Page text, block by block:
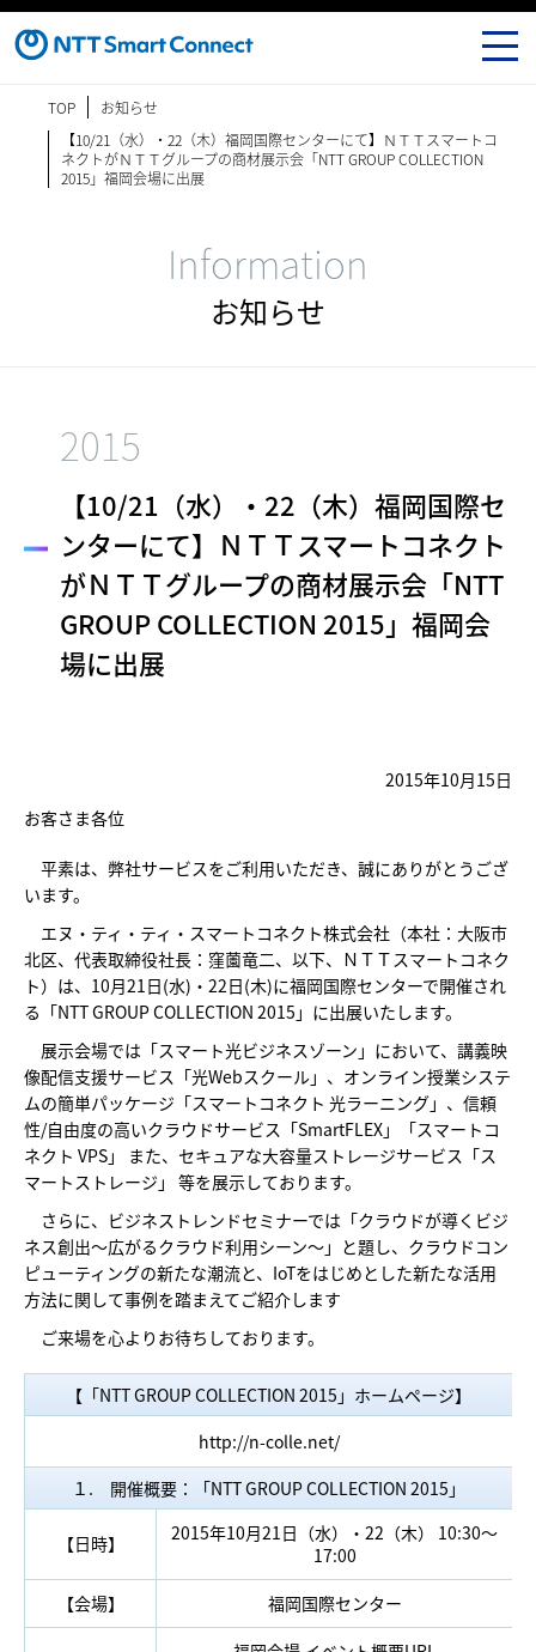
TOP
お知らせ
【10/21（水）・22（木）福岡国際センターにて】ＮＴＴスマートコ
ネクトがＮＴＴグループの商材展示会「NTT GROUP COLLECTION
2015」福岡会場に出展
Information
お知らせ
2015
【10/21（水）・22（木）福岡国際セ
ンターにて】ＮＴＴスマートコネクト
がＮＴＴグループの商材展示会「NTT
GROUP COLLECTION 2015」福岡会
場に出展
2015年10月15日
お客さま各位
平素は、弊社サービスをご利用いただき、誠にありがとうござ
います。
エヌ・ティ・ティ・スマートコネクト株式会社（本社：大阪市
北区、代表取締役社長：窪薗竜二、以下、ＮＴＴスマートコネク
ト）は、10月21日(水)・22日(木)に福岡国際センターで開催され
る「NTT GROUP COLLECTION 2015」に出展いたします。
展示会場では「スマート光ビジネスゾーン」において、講義映
像配信支援サービス「光Webスクール」、オンライン授業システ
ムの簡単パッケージ「スマートコネクト 光ラーニング」、信頼
性/自由度の高いクラウドサービス「SmartFLEX」「スマートコ
ネクト VPS」 また、セキュアな大容量ストレージサービス「ス
マートストレージ」 等を展示しております。
さらに、ビジネストレンドセミナーでは「クラウドが導くビジ
ネス創出～広がるクラウド利用シーン～」と題し、クラウドコン
ピューティングの新たな潮流と、IoTをはじめとした新たな活用
方法に関して事例を踏まえてご紹介します
ご来場を心よりお待ちしております。
【「NTT GROUP COLLECTION 2015」ホームページ】
http://n-colle.net/
１. 開催概要：「NTT GROUP COLLECTION 2015」
【日時】
2015年10月21日（水）・22（木） 10:30～
17:00
【会場】
福岡国際センター